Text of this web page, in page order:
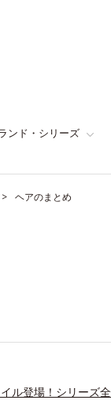
ンド・シリーズ
ヘアのまとめ
ル登場！シリーズ